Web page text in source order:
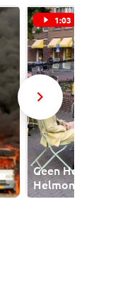
1:03
Geen Hollywood,
Helmond!